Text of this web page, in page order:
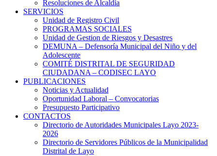
Resoluciones de Alcaldía
SERVICIOS
Unidad de Registro Civil
PROGRAMAS SOCIALES
Unidad de Gestion de Riesgos y Desastres
DEMUNA – Defensoría Municipal del Niño y del
Adolescente
COMITÉ DISTRITAL DE SEGURIDAD
CIUDADANA – CODISEC LAYO
PUBLICACIONES
Noticias y Actualidad
Oportunidad Laboral – Convocatorias
Presupuesto Participativo
CONTACTOS
Directorio de Autoridades Municipales Layo 2023-
2026
Directorio de Servidores Públicos de la Municipalidad
Distrital de Layo